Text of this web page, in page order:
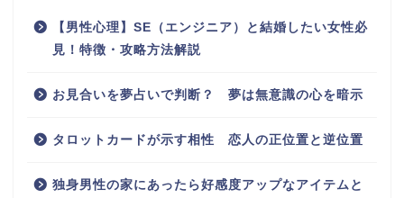
【男性心理】SE（エンジニア）と結婚したい女性必
見！特徴・攻略方法解説
お見合いを夢占いで判断？ 夢は無意識の心を暗示
タロットカードが示す相性 恋人の正位置と逆位置
独身男性の家にあったら好感度アップなアイテムと